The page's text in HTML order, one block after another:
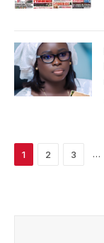
1 2 3 …